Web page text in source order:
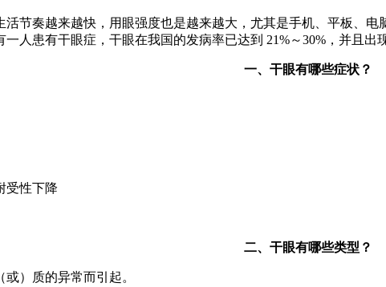
节奏越来越快，用眼强度也是越来越大，尤其是手机、平板、
人患有干眼症，干眼在我国的发病率已达到 21%～30%，并且
一、干眼有哪些症状？
受性下降
二、干眼有哪些类型？
）质的异常而引起。